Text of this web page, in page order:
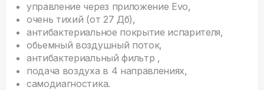
управление через приложение Evo,
очень тихий (от 27 Дб),
антибактериальное покрытие испарителя,
обьемный воздушный поток,
антибактериальный фильтр ,
подача воздуха в 4 направлениях,
самодиагностика.